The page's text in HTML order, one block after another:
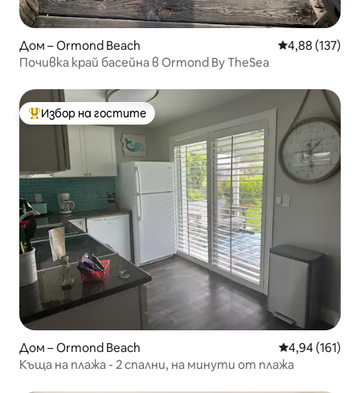
Дом – Ormond Beach Средна
4,88 (137)
Почивка край басейна в Ormond By TheSea
Най-популярен избор на гостите
Избор на гостите
Дом – Ormond Beach Средна
4,94 (161)
Къща на плажа - 2 спални, на минути от плажа